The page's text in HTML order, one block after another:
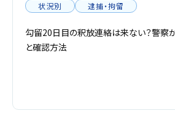
状況別
逮捕・拘留
勾留20日目の釈放連絡は来ない？警察
と確認方法